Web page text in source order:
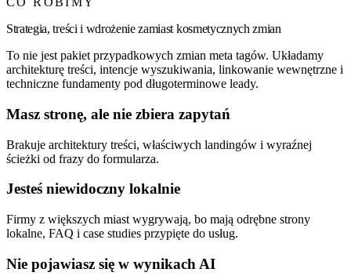
Strategia, treści i wdrożenie zamiast kosmetycznych zmian
To nie jest pakiet przypadkowych zmian meta tagów. Układamy
architekturę treści, intencje wyszukiwania, linkowanie wewnętrzne i
techniczne fundamenty pod długoterminowe leady.
Masz stronę, ale nie zbiera zapytań
Brakuje architektury treści, właściwych landingów i wyraźnej
ścieżki od frazy do formularza.
Jesteś niewidoczny lokalnie
Firmy z większych miast wygrywają, bo mają odrębne strony
lokalne, FAQ i case studies przypięte do usług.
Nie pojawiasz się w wynikach AI